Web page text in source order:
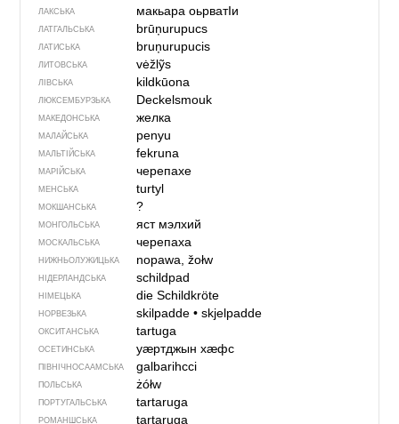
ЛАКСЬКА макьара оьрватIи
ЛАТГАЛЬСЬКА brūņurupucs
ЛАТИСЬКА bruņurupucis
ЛИТОВСЬКА vėžlỹs
ЛІВСЬКА kildkūona
ЛЮКСЕМБУРЗЬКА Deckelsmouk
МАКЕДОНСЬКА желка
МАЛАЙСЬКА penyu
МАЛЬТІЙСЬКА fekruna
МАРІЙСЬКА черепахе
МЕНСЬКА turtyl
МОКШАНСЬКА ?
МОНГОЛЬСЬКА яст мэлхий
МОСКАЛЬСЬКА черепаха
НИЖНЬОЛУЖИЦЬКА nopawa, žołw
НІДЕРЛАНДСЬКА schildpad
НІМЕЦЬКА die Schildkröte
НОРВЕЗЬКА skilpadde• skjelpadde
ОКСИТАНСЬКА tartuga
ОСЕТИНСЬКА уӕртджын хӕфс
ПІВНІЧНОСААМСЬКА galbarihcci
ПОЛЬСЬКА żółw
ПОРТУГАЛЬСЬКА tartaruga
РОМАНШСЬКА tartaruga